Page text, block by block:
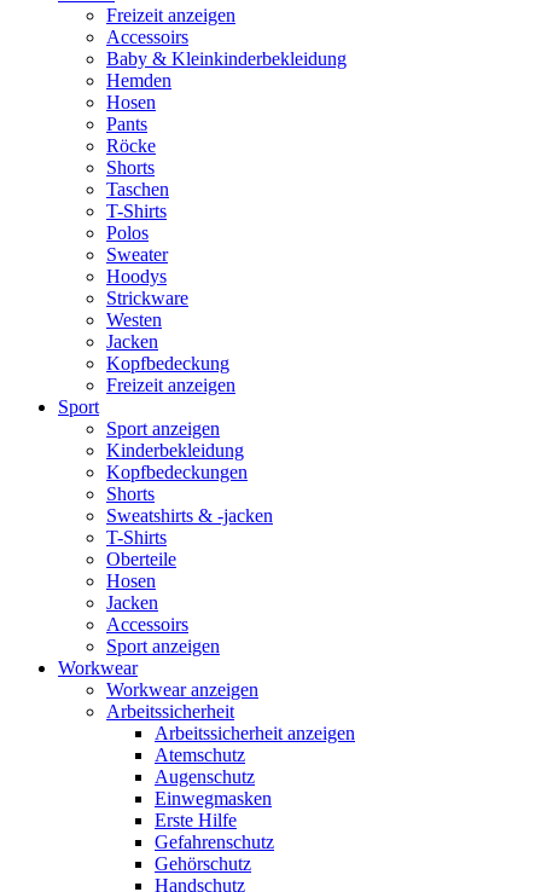
Freizeit anzeigen
Accessoirs
Baby & Kleinkinderbekleidung
Hemden
Hosen
Pants
Röcke
Shorts
Taschen
T-Shirts
Polos
Sweater
Hoodys
Strickware
Westen
Jacken
Kopfbedeckung
Freizeit anzeigen
Sport
Sport anzeigen
Kinderbekleidung
Kopfbedeckungen
Shorts
Sweatshirts & -jacken
T-Shirts
Oberteile
Hosen
Jacken
Accessoirs
Sport anzeigen
Workwear
Workwear anzeigen
Arbeitssicherheit
Arbeitssicherheit anzeigen
Atemschutz
Augenschutz
Einwegmasken
Erste Hilfe
Gefahrenschutz
Gehörschutz
Handschutz